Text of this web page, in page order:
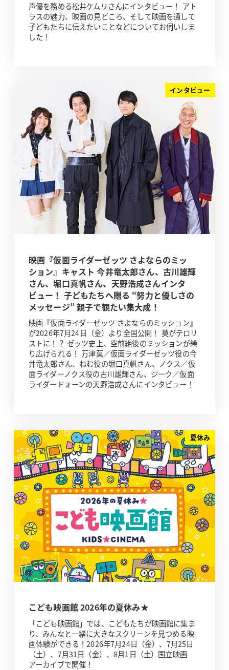
声優を務める松井ケムリさんにインタビュー！ アト
ラスの魅力、映画の見どころ、そして映画を通して
子どもたちに伝えたいことなどについてお伺いしま
した！
インタビュー
映画『仮面ライダーゼッツ さよならのミッ
ション』キャスト 今井竜太郎さん、古川雄輝
さん、堀口真帆さん、天野浩成さんインタ
ビュー！ 子どもたちへ贈る “努力と優しさの
メッセージ” 親子で観たい集大成！
映画『仮面ライダーゼッツ さよならのミッション』
が2026年7月24日（金）より全国公開！ 莫がテロリ
ストに！？ ゼッツ史上、空前絶後のミッションが繰
り広げられる！ 万津莫／仮面ライダーゼッツ役の今
井竜太郎さん、ねむ役の堀口真帆さん、ノクス／仮
面ライダーノクス役の古川雄輝さん、ジーク／仮面
ライダードォーンの天野浩成さんにインタビュー！
夏休み
こども映画館 2026年の夏休み★
「こども映画館」では、こどもたちが映画館に集ま
り、みんなと一緒に大きなスクリーンを見つめる映
画体験ができる！2026年7月24日（金）、7月25日
（土）、7月31日（金）、8月1日（土）国立映画
アーカイブで開催！